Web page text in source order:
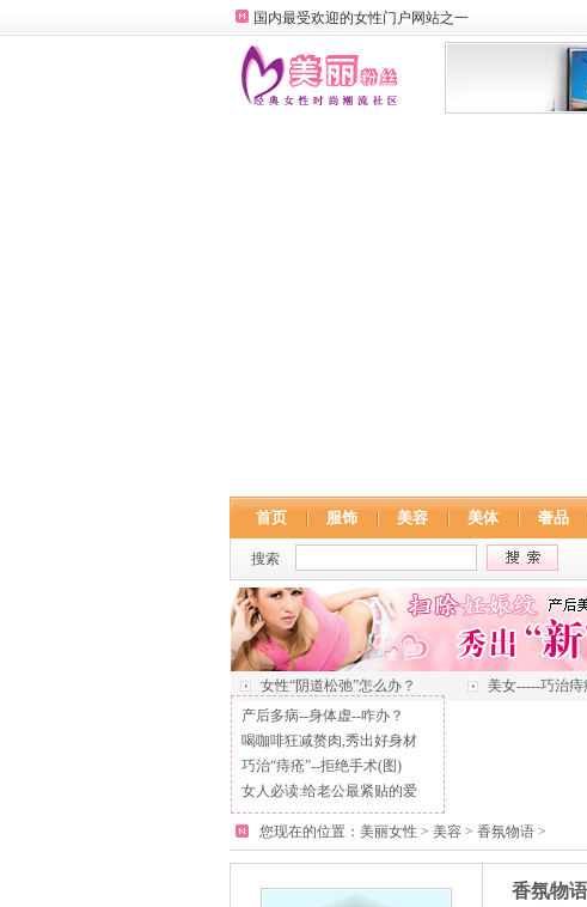
国内最受欢迎的女性门户网站之一
首页 服饰 美容 美体 奢品
搜索
女性“阴道松弛”怎么办？ 美女-----巧治痔
产后多病--身体虚--咋办？
喝咖啡狂减赘肉,秀出好身材
巧治“痔疮”--拒绝手术(图)
女人必读:给老公最紧贴的爱
您现在的位置： 美丽女性 > 美容 > 香氛物语 >
香氛物语